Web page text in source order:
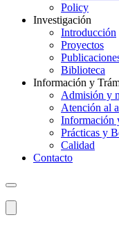
Policy
Investigación
Introducción
Proyectos
Biblioteca
Información y
Admisión y
Atención al
Información
Prácticas y
Calidad
Contacto